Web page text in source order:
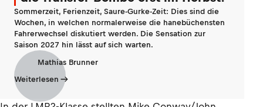
Sommerzeit, Ferienzeit, Saure-Gurke-Zeit: Dies sind die
Wochen, in welchen normalerweise die hanebüchensten
Fahrerwechsel diskutiert werden. Die Sensation zur
Saison 2027 hin lässt auf sich warten.
Mathias Brunner
Weiterlesen